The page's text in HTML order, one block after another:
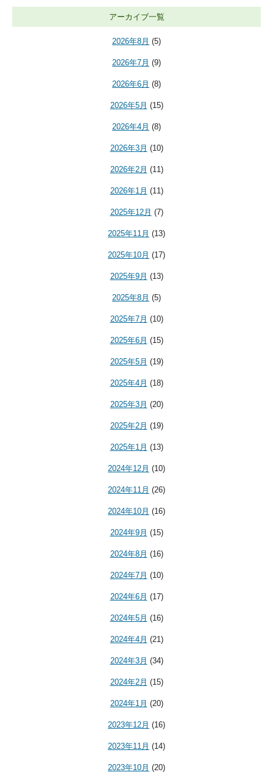
アーカイブ一覧
2026年8月 (5)
2026年7月 (9)
2026年6月 (8)
2026年5月 (15)
2026年4月 (8)
2026年3月 (10)
2026年2月 (11)
2026年1月 (11)
2025年12月 (7)
2025年11月 (13)
2025年10月 (17)
2025年9月 (13)
2025年8月 (5)
2025年7月 (10)
2025年6月 (15)
2025年5月 (19)
2025年4月 (18)
2025年3月 (20)
2025年2月 (19)
2025年1月 (13)
2024年12月 (10)
2024年11月 (26)
2024年10月 (16)
2024年9月 (15)
2024年8月 (16)
2024年7月 (10)
2024年6月 (17)
2024年5月 (16)
2024年4月 (21)
2024年3月 (34)
2024年2月 (15)
2024年1月 (20)
2023年12月 (16)
2023年11月 (14)
2023年10月 (20)